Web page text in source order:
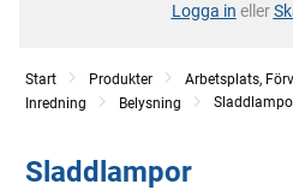
Logga in eller
Start Produkter
Arbetsplats,
Inredning
Belysning
Sladdlampor